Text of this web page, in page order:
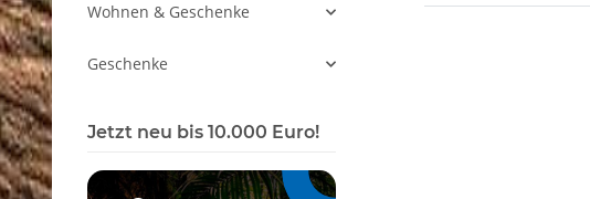
Wohnen & Geschenke
Geschenke
Jetzt neu bis 10.000 Euro!